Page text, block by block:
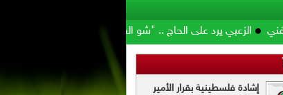
يرد على الحاج .. "شو الصوص وشو مرقته"
إشادة فلسطينية بقرار الأمير